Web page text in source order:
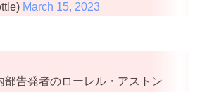
March 15, 2023
部告発者のローレル・アストン